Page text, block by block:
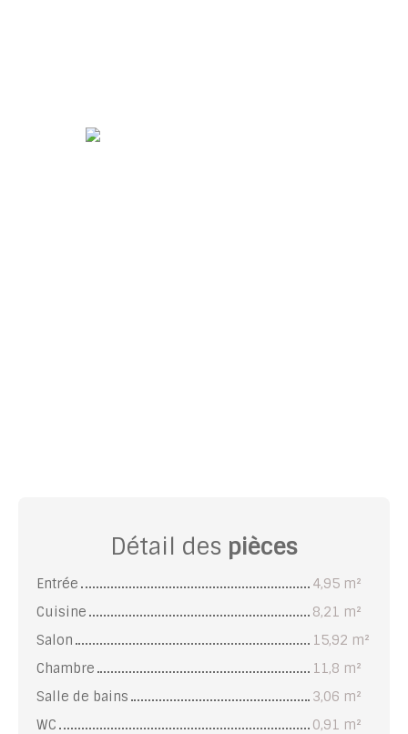
Détail des pièces
Entrée
4,95 m²
Cuisine
8,21 m²
Salon
15,92 m²
Chambre
11,8 m²
Salle de bains
3,06 m²
WC
0,91 m²